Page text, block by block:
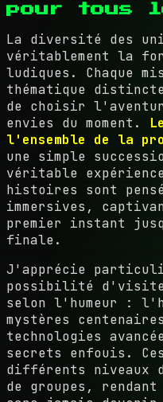
pour tous
La diversité des
véritablement la
ludiques. Chaque
thématique
de choisir
envies du moment.
l'ensemble de la
une simple
véritable
histoires sont
immersives,
premier instant
finale.
J'apprécie
possibilité
selon l'humeur :
mystères
technologies
secrets enfouis.
différents
de groupes,